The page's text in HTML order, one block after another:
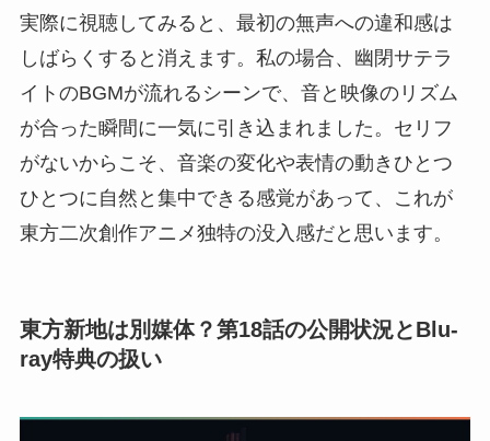
実際に視聴してみると、最初の無声への違和感は
しばらくすると消えます。私の場合、幽閉サテラ
イトのBGMが流れるシーンで、音と映像のリズム
が合った瞬間に一気に引き込まれました。セリフ
がないからこそ、音楽の変化や表情の動きひとつ
ひとつに自然と集中できる感覚があって、これが
東方二次創作アニメ独特の没入感だと思います。
東方新地は別媒体？第18話の公開状況とBlu-
ray特典の扱い